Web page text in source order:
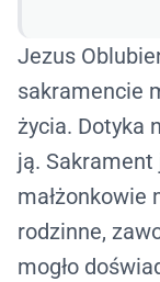
Jezus
sakramencie
życia. Dotyka
ją.
małżonkowie
rodzinne,
mogło